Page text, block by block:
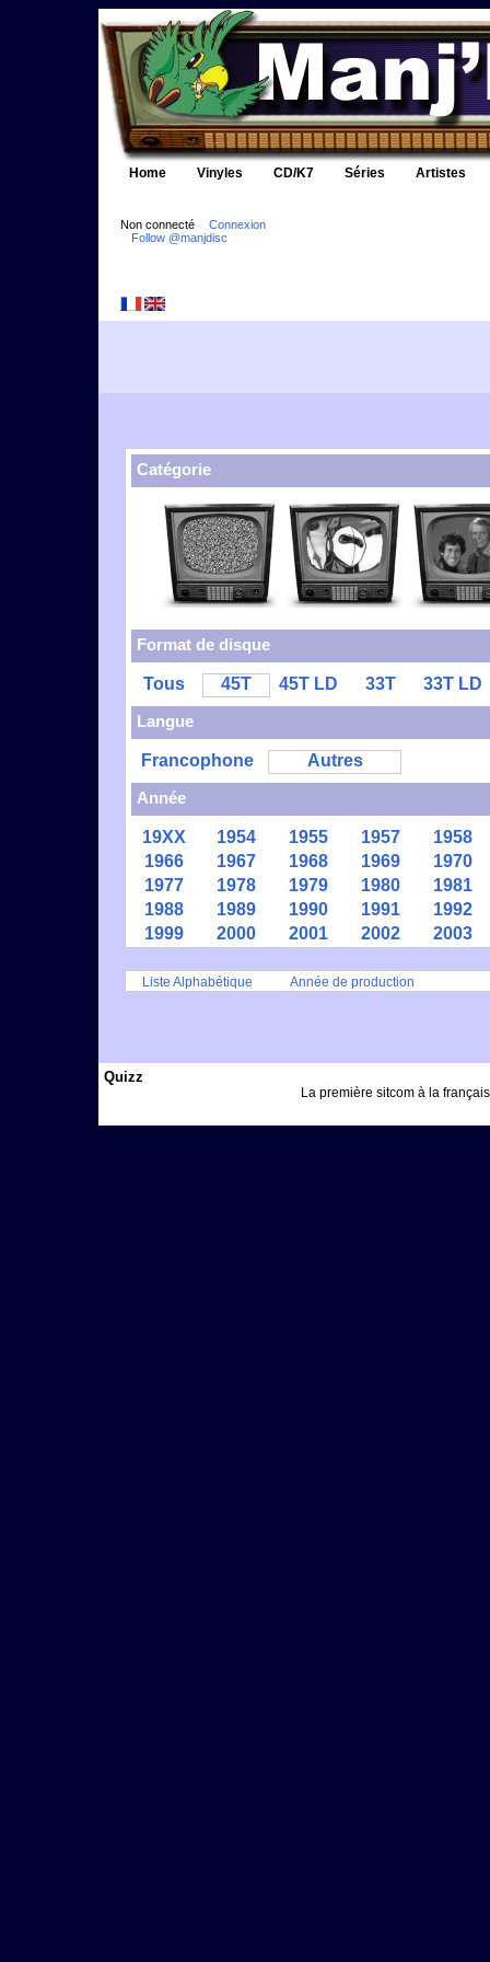
Home Vinyles CD/K7 Séries Artistes
Non connecté
Connexion
Follow @manjdisc
Catégorie
Format de disque
Tous 45T 45T LD 33T
33T LD
Langue
Francophone
Autres
Année
19XX 1954 1955 1957
1958
1966
1967 1968 1969
1970
1977
1978 1979 1980
1981
1988
1989 1990 1991
1992
1999
2000 2001 2002 2003
Liste Alphabétique Année de production
Quizz
La première sitcom à la